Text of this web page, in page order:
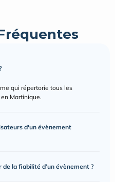
qui répertorie tous les
Martinique.
d'un évènement
de la fiabilité d’un évènement ?